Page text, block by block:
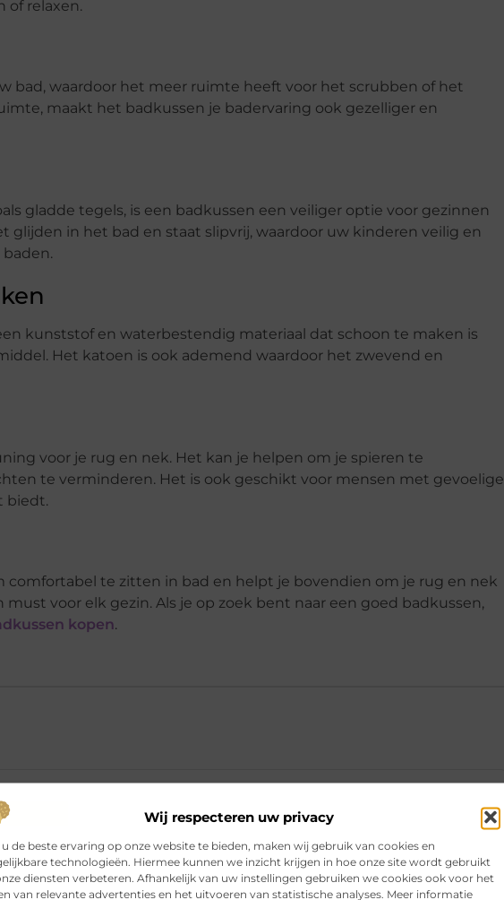
Wij respecteren uw privacy
de beste ervaring op onze website te bieden, maken wij gebruik van cookies en
technologieën. Hiermee kunnen we inzicht krijgen in hoe onze site wordt gebruikt
diensten verbeteren. Afhankelijk van uw instellingen gebruiken we cookies ook voor het
van relevante advertenties en het uitvoeren van statistische analyses. Meer informatie
of relaxen.
bad, waardoor het meer ruimte heeft voor het scrubben of het
maakt het badkussen je badervaring ook gezelliger en
gladde tegels, is een badkussen een veiliger optie voor gezinnen
in het bad en staat slipvrij, waardoor uw kinderen veilig en
kunststof en waterbestendig materiaal dat schoon te maken is
Het katoen is ook ademend waardoor het zwevend en
voor je rug en nek. Het kan je helpen om je spieren te
te verminderen. Het is ook geschikt voor mensen met gevoelige
biedt.
te zitten in bad en helpt je bovendien om je rug en nek
voor elk gezin. Als je op zoek bent naar een goed badkussen,
kopen.
badkussen goed voor kinderen?
bestaat een badkussen?